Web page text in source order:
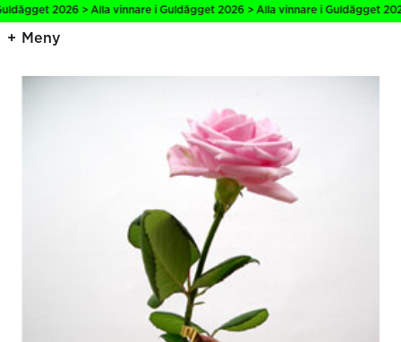
2026 > Alla vinnare i Guldägget 2026 > Alla vinnare i Guldägget
Meny